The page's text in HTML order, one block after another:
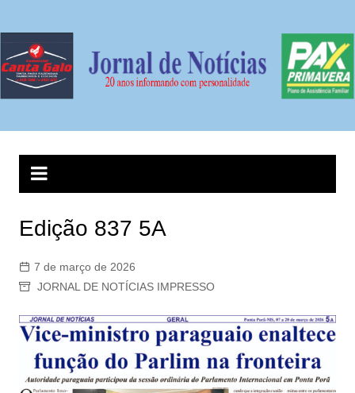
conteúdo
Edição 837 5A
7 de março de 2026
JORNAL DE NOTÍCIAS IMPRESSO